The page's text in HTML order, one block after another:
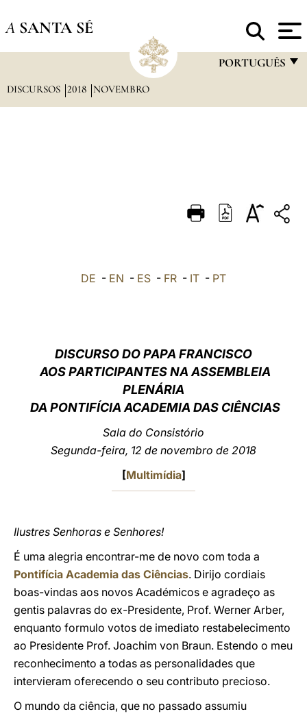
A SANTA SÉ
PORTUGUÊS
DEUTSCH
العربيّة
DISCURSOS 2018 NOVEMBRO
DE - EN - ES - FR - IT - PT
DISCURSO DO PAPA FRANCISCO
AOS PARTICIPANTES NA ASSEMBLEIA
PLENÁRIA
DA PONTIFÍCIA ACADEMIA DAS CIÊNCIAS
Sala do Consistório
Segunda-feira, 12 de novembro de 2018
[Multimídia]
Ilustres Senhoras e Senhores!
É uma alegria encontrar-me de novo com toda a
Pontifícia Academia das Ciências. Dirijo cordiais
boas-vindas aos novos Académicos e agradeço as
gentis palavras do ex-Presidente, Prof. Werner Arber,
enquanto formulo votos de imediato restabelecimento
ao Presidente Prof. Joachim von Braun. Estendo o meu
reconhecimento a todas as personalidades que
intervieram oferecendo o seu contributo precioso.
O mundo da ciência, que no passado assumiu